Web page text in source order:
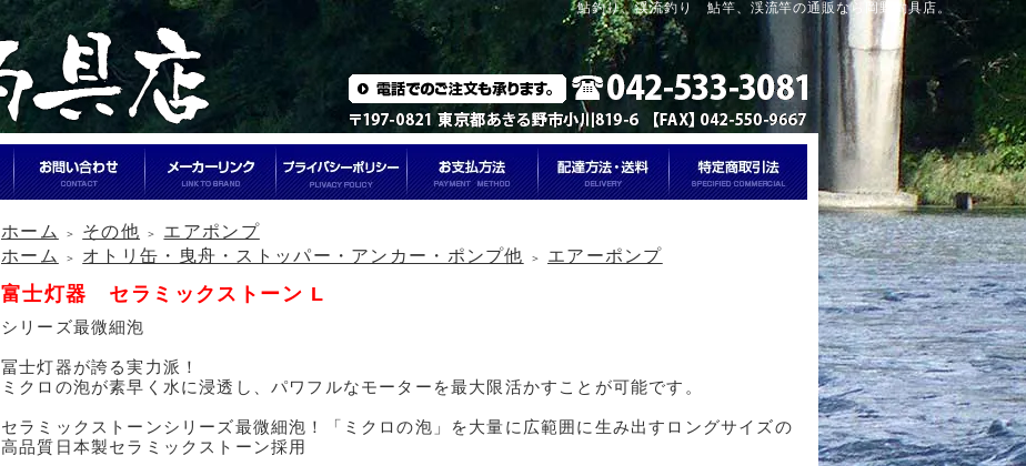
鮎釣り、渓流釣り 鮎竿、渓流竿の通販なら岡野釣具店。
ホーム ＞ その他 ＞
エアポンプ
ホーム
＞ オトリ缶・曳舟・ストッパー・アンカー・ポンプ他 ＞ エアーポンプ
富士灯器 セラミックストーン L
シリーズ最微細泡
冨士灯器が誇る実力派！
ミクロの泡が素早く水に浸透し、パワフルなモーターを最大限活かすことが可能です。
セラミックストーンシリーズ最微細泡！「ミクロの泡」を大量に広範囲に生み出すロングサイズの
高品質日本製セラミックストーン採用